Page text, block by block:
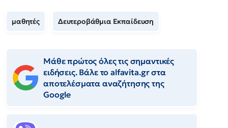
μαθητές Δευτεροβάθμια Εκπαίδευση
Μάθε πρώτος όλες τις σημαντικές
ειδήσεις. Βάλε το alfavita.gr στα
αποτελέσματα αναζήτησης της
Google